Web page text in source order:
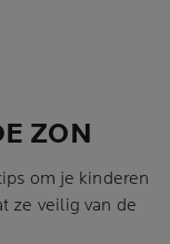
ZON
om je kinderen
ze veilig van de